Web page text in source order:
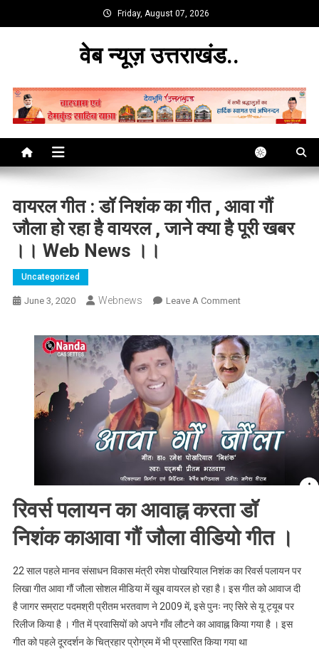
to
Friday, August 07, 2026
वेब न्यूज़ उत्तराखंड..
वायरल गीत : डॉ निशंक का गीत , आवा गौं
जौला हो रहा है वायरल , जाने क्या है पूरी खबर
।। Web News ।।
Uncategorized
June 3, 2020 Webnews Leave A CommentOn
:
डॉ
निशंक
गीत
,
आवा
जौला
रहा
है
वायरल
क्या
है
पूरी
खबर
रिवर्स पलायन का आवाह्न करता डॉ
निशंक काआवा गौं जौला वीडियो गीत ।
22 साल पहले मानव संसाधन विकास मंत्री रमेश पोखरियाल निशंक का रिवर्स पलायन पर
लिखा गीत आवा गौं जौला सोशल मीडिया में खूब वायरल हो रहा है। इस गीत को आवाज दी
है जागर सम्राट पदमश्री प्रीतम भरतवाण ने 2009 में, इसे पुनः नए सिरे से यू ट्यूब पर
रिलीज किया है । गीत में प्रवासियों को अपने गाँव लौटने का आवाह्न किया गया है । इस
गीत को पहले दूरदर्शन के चित्रहार प्रोग्रम में भी प्रसारित किया गया था